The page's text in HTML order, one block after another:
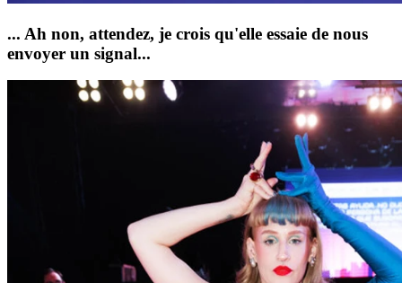
... Ah non, attendez, je crois qu'elle essaie de nous
envoyer un signal...